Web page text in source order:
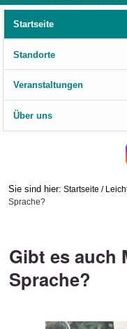
Startseite
Standorte
Veranstaltungen
Über uns
Sie sind hier: Startseite /
Sprache?
Gibt es auch
Sprache?